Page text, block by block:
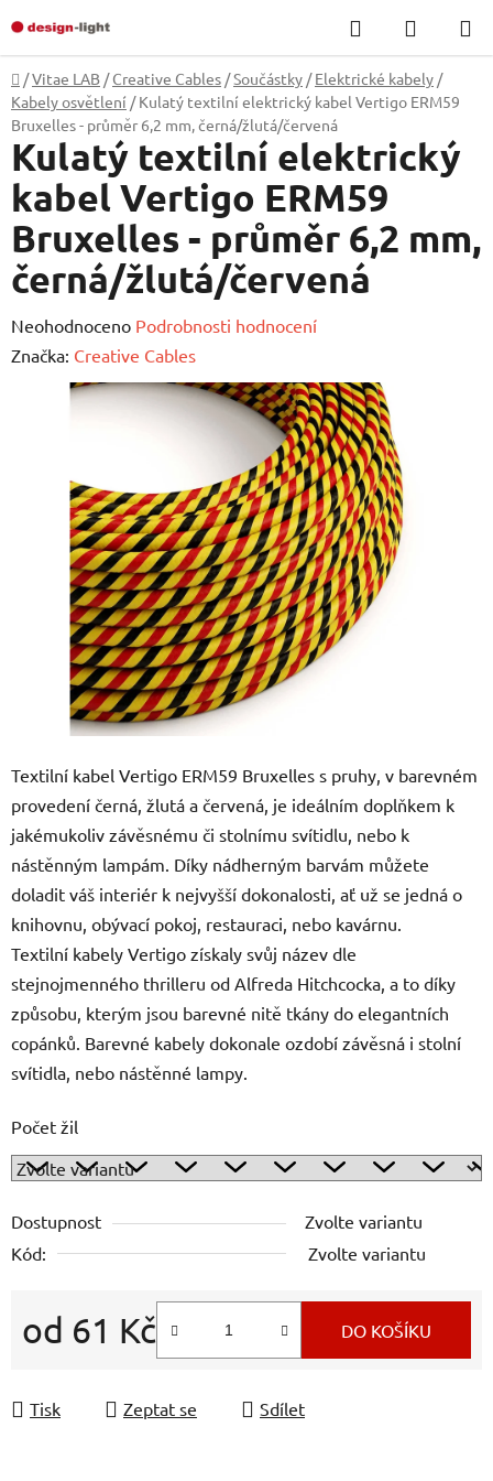
na
obsah
Hledat
KOŠÍK
Domů
/Vitae LAB / Creative Cables /Součástky / Elektrické kabely /
Kabely osvětlení / Kulatý textilní elektrický kabel Vertigo ERM59
Bruxelles - průměr 6,2 mm, černá/žlutá/červená
Textilní kabel Vertigo ERM59 Bruxelles s pruhy, v barevném
provedení černá, žlutá a červená, je ideálním doplňkem k
jakémukoliv závěsnému či stolnímu svítidlu, nebo k
nástěnným lampám. Díky nádherným barvám můžete
doladit váš interiér k nejvyšší dokonalosti, ať už se jedná o
knihovnu, obývací pokoj, restauraci, nebo kavárnu.
Textilní kabely Vertigo získaly svůj název dle
stejnojmenného thrilleru od Alfreda Hitchcocka, a to díky
způsobu, kterým jsou barevné nitě tkány do elegantních
copánků. Barevné kabely dokonale ozdobí závěsná i stolní
svítidla, nebo nástěnné lampy.
Počet žil
Dostupnost
Zvolte variantu
Kód:
Zvolte variantu
od 61 Kč DO KOŠÍKU
Tisk Zeptat se Sdílet
Kulatý textilní elektrický
kabel Vertigo ERM59
Bruxelles - průměr 6,2 mm,
černá/žlutá/červená
Průměrné
hodnocení
produktu
hvězdiček.
Neohodnoceno Podrobnosti hodnocení
Značka: Creative Cables